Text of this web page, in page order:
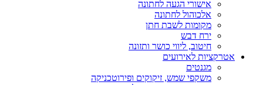
אישורי הגעה לחתונה
אלכוהול לחתונה
מקומות לשבת חתן
ירח דבש
חיטוב, ליווי כושר ותזונה
אטרקציות לאירועים
מגנטים
משקפי שמש, זיקוקים ופירוטכניקה